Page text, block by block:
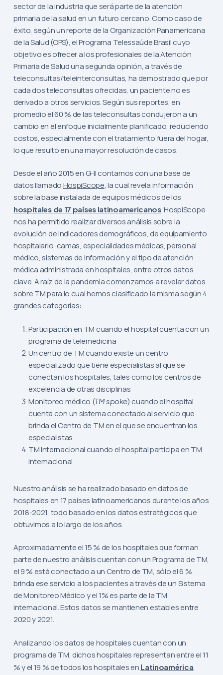
sector de la industria que será parte de la atención
primaria de la salud en un futuro cercano. Como caso de
éxito, según un reporte de la Organización Panamericana
de la Salud (OPS), el Programa Telessaúde Brasil cuyo
objetivo es ofrecer a los profesionales de la Atención
Primaria de Salud una segunda opinión, a través de
teleconsultas/teleinterconsultas, ha demostrado que por
cada dos teleconsultas ofrecidas, un paciente no es
derivado a otros servicios. Según sus reportes, en
promedio el 60 % de las teleconsultas condujeron a un
cambio en el enfoque inicialmente planificado, reduciendo
costos, especialmente con el tratamiento fuera del hogar,
lo que resultó en una mayor resolución de casos.
Desde el año 2015 en GHI contamos con una base de
datos llamadoHospiScope, la cual revela información
sobre la base instalada de equipos médicos de los
hospitales de 17 países latinoamericanos. HospiScope
nos ha permitido realizar diversos análisis sobre la
evolución de indicadores demográficos, de equipamiento
hospitalario, camas, especialidades médicas, personal
médico, sistemas de información y el tipo de atención
médica administrada en hospitales, entre otros datos
clave. A raíz de la pandemia comenzamos a revelar datos
sobre TM para lo cual hemos clasificado la misma según 4
grandes categorías:
Participación en TM cuando el hospital cuenta con un
programa de telemedicina
Un centro de TM cuando existe un centro
especializado que tiene especialistas al que se
conectan los hospitales, tales como los centros de
excelencia de otras disciplinas
Monitoreo médico (TM spoke) cuando el hospital
cuenta con un sistema conectado al servicio que
brinda el Centro de TM en el que se encuentran los
especialistas
TM Internacional cuando el hospital participa en TM
internacional
Nuestro análisis se ha realizado basado en datos de
hospitales en 17 países latinoamericanos durante los años
2018-2021, todo basado en los datos estratégicos que
obtuvimos a lo largo de los años.
Aproximadamente el 15 % de los hospitales que forman
parte de nuestro análisis cuentan con un Programa de TM,
el 9 % está conectado a un Centro de TM, sólo el 6 %
brinda ese servicio a los pacientes a través de un Sistema
de Monitoreo Médico y el 1% es parte de la TM
internacional. Estos datos se mantienen estables entre
2020 y 2021.
Analizando los datos de hospitales cuentan con un
programa de TM, dichos hospitales representan entre el 11
% y el 19 % de todos los hospitales en Latinoamérica,